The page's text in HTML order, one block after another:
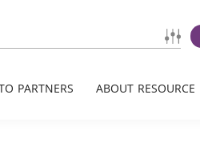
PARTNERS ABOUT RESOURCE